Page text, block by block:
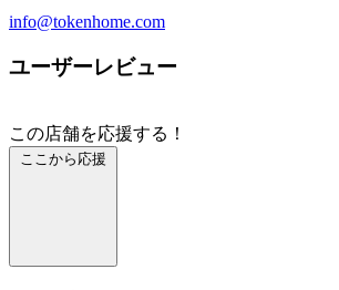
info@tokenhome.com
ユーザーレビュー
この店舗を応援する！
ここから応援